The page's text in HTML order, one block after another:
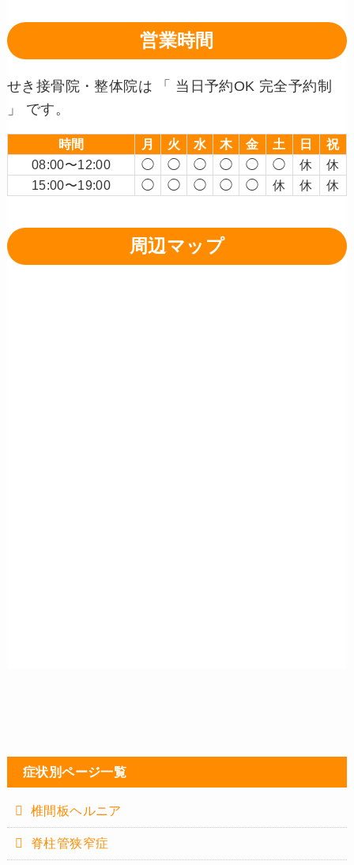
営業時間
せき接骨院・整体院は 「 当日予約OK 完全予約制
」 です。
時間 月 火 水 木 金 土 日
祝
08:00〜12:00
◯ ◯ ◯ ◯ ◯ ◯ 休
休
15:00〜19:00
◯ ◯ ◯ ◯ ◯ 休 休 休
周辺マップ
症状別ページ一覧
椎間板ヘルニア
脊柱管狭窄症